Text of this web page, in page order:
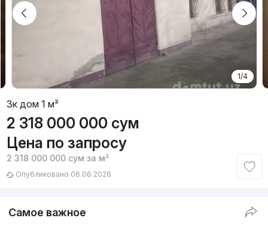
1/4
3к дом 1 м²
2 318 000 000 сум
Цена по запросу
2 318 000 000 сум за м²
Опубликовано 06.06.2026
Самое важное